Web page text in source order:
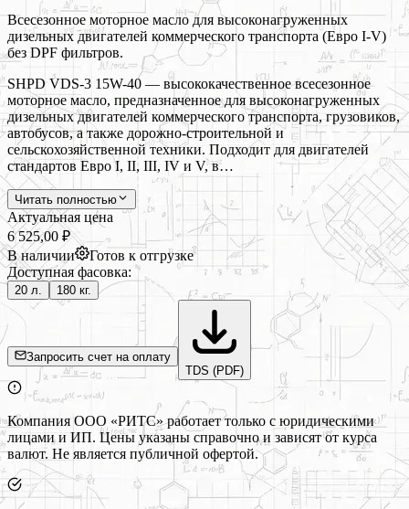
Всесезонное моторное масло для высоконагруженных
дизельных двигателей коммерческого транспорта (Евро I-V)
без DPF фильтров.
SHPD VDS-3 15W-40 — высококачественное всесезонное
моторное масло, предназначенное для высоконагруженных
дизельных двигателей коммерческого транспорта, грузовиков,
автобусов, а также дорожно-строительной и
сельскохозяйственной техники. Подходит для двигателей
стандартов Евро I, II, III, IV и V, в…
Читать полностью
Актуальная цена
6 525,00 ₽
В наличии
Готов к отгрузке
Доступная фасовка:
20 л. 180 кг.
Запросить счет на оплату
TDS (PDF)
Компания ООО «РИТС» работает только с юридическими
лицами и ИП. Цены указаны справочно и зависят от курса
валют. Не является публичной офертой.